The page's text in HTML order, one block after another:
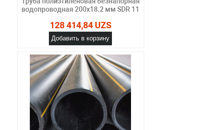
водопроводная 200х18.2 мм SDR 11
128 414,84 UZS
Добавить в корзину